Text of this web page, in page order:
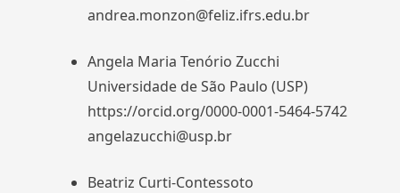
andrea.monzon@feliz.ifrs.edu.br
Angela Maria Tenório Zucchi
Universidade de São Paulo (USP)
https://orcid.org/0000-0001-5464-5742
angelazucchi@usp.br
Beatriz Curti-Contessoto